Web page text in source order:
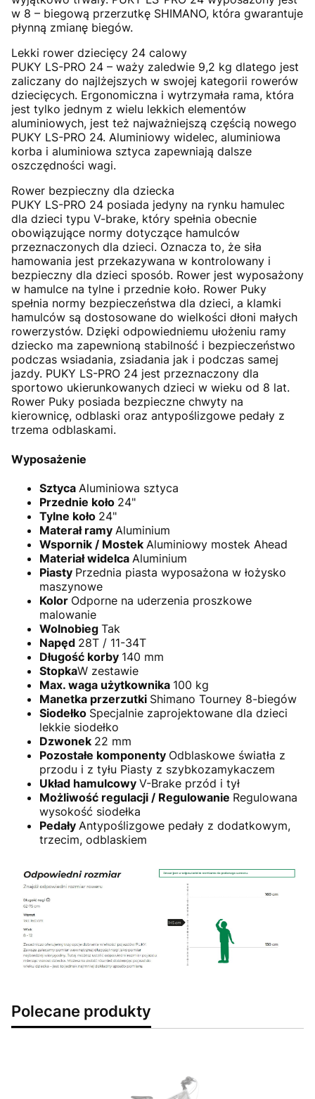
w 8 – biegową przerzutkę SHIMANO, która gwarantuje
płynną zmianę biegów.
Lekki rower dziecięcy 24 calowy
PUKY LS-PRO 24 – waży zaledwie 9,2 kg dlatego jest
zaliczany do najlżejszych w swojej kategorii rowerów
dziecięcych. Ergonomiczna i wytrzymała rama, która
jest tylko jednym z wielu lekkich elementów
aluminiowych, jest też najważniejszą częścią nowego
PUKY LS-PRO 24. Aluminiowy widelec, aluminiowa
korba i aluminiowa sztyca zapewniają dalsze
oszczędności wagi.
Rower bezpieczny dla dziecka
PUKY LS-PRO 24 posiada jedyny na rynku hamulec
dla dzieci typu V-brake, który spełnia obecnie
obowiązujące normy dotyczące hamulców
przeznaczonych dla dzieci. Oznacza to, że siła
hamowania jest przekazywana w kontrolowany i
bezpieczny dla dzieci sposób. Rower jest wyposażony
w hamulce na tylne i przednie koło. Rower Puky
spełnia normy bezpieczeństwa dla dzieci, a klamki
hamulców są dostosowane do wielkości dłoni małych
rowerzystów. Dzięki odpowiedniemu ułożeniu ramy
dziecko ma zapewnioną stabilność i bezpieczeństwo
podczas wsiadania, zsiadania jak i podczas samej
jazdy. PUKY LS-PRO 24 jest przeznaczony dla
sportowo ukierunkowanych dzieci w wieku od 8 lat.
Rower Puky posiada bezpieczne chwyty na
kierownicę, odblaski oraz antypoślizgowe pedały z
trzema odblaskami.
Wyposażenie
Sztyca Aluminiowa sztyca
Przednie koło 24"
Tylne koło 24"
Materał ramy Aluminium
Wspornik / Mostek Aluminiowy mostek Ahead
Materiał widelca Aluminium
Piasty Przednia piasta wyposażona w łożysko
maszynowe
Kolor Odporne na uderzenia proszkowe
malowanie
Wolnobieg Tak
Napęd 28T / 11-34T
Długość korby 140 mm
StopkaW zestawie
Max. waga użytkownika 100 kg
Manetka przerzutki Shimano Tourney 8-biegów
Siodełko Specjalnie zaprojektowane dla dzieci
lekkie siodełko
Dzwonek 22 mm
Pozostałe komponenty Odblaskowe światła z
przodu i z tyłu Piasty z szybkozamykaczem
Układ hamulcowy V-Brake przód i tył
Możliwość regulacji / Regulowanie Regulowana
wysokość siodełka
Pedały Antypoślizgowe pedały z dodatkowym,
trzecim, odblaskiem
Polecane produkty